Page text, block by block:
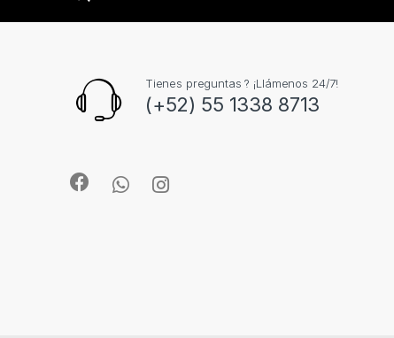
Tienes preguntas ? ¡Llámenos 24/7!
(+52) 55 1338 8713